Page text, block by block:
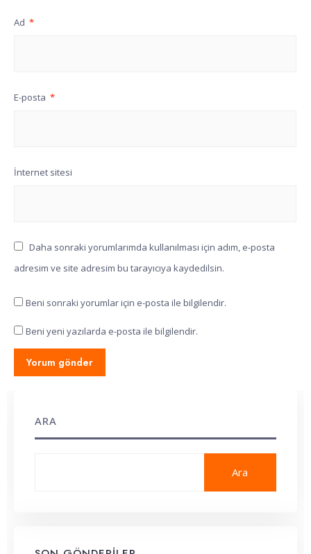
Ad *
E-posta *
İnternet sitesi
Daha sonraki yorumlarımda kullanılması için adım, e-posta
adresim ve site adresim bu tarayıcıya kaydedilsin.
Beni sonraki yorumlar için e-posta ile bilgilendir.
Beni yeni yazılarda e-posta ile bilgilendir.
ARA
Ara